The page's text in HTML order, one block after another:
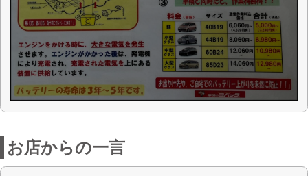
心なように、整備内容や必要な費用をわ
かりやすくご説明。事前見積りはもちろ
ん無料で、納得のうえでご依頼いただけ
ます。
安心と安全の整備品質：国家資格整備士
による整備で、お車の状態をしっかりチ
ェック。「安全第一」をモットーに、安
す。
便利なサービス：オイル交換、タイヤ交